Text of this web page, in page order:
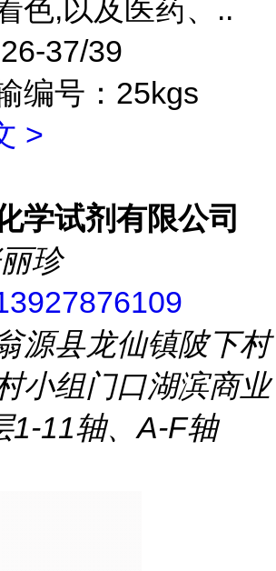
色,以及医药、..
37/39
编号：25kgs
>
学试剂有限公司
珍
源县龙仙镇陂下村
小组门口湖滨商业
1-11轴、A-F轴